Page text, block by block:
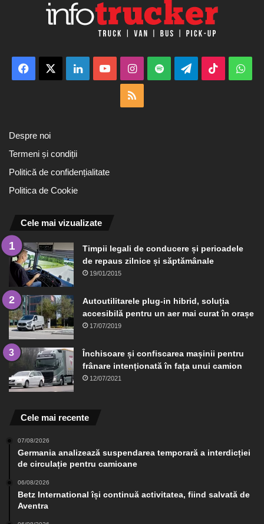
Facebook LinkedInYouTubeInstagram
Spotify TelegramTikTok
Despre noi
Termeni și condiții
Politică de confidențialitate
Politica de Cookie
Cele mai vizualizate
Timpii legali de conducere și perioadele
de repaus zilnice și săptămânale
19/01/2015
Autoutilitarele plug-in hibrid, soluția
accesibilă pentru un aer mai curat în orașe
17/07/2019
Închisoare și confiscarea mașinii pentru
frânare intenționată în fața unui camion
12/07/2021
Cele mai recente
07/08/2026
Germania analizează suspendarea temporară a interdicției
de circulație pentru camioane
06/08/2026
Betz International își continuă activitatea, fiind salvată de
Aventra